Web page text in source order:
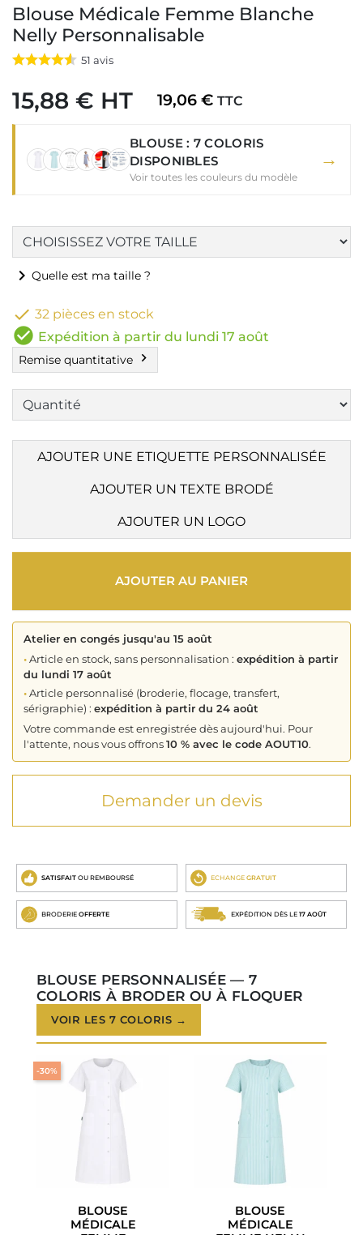
Blouse Médicale Femme Blanche
Nelly Personnalisable
51 avis
15,88 € HT 19,06 € TTC
BLOUSE : 7 COLORIS
DISPONIBLES
Voir toutes les couleurs du modèle
→
chevron_right Quelle est ma taille ?
 32 pièces en stock
check_circle Expédition à partir du lundi 17 août
Remise quantitative chevron_right
AJOUTER UNE ETIQUETTE PERSONNALISÉE
AJOUTER UN TEXTE BRODÉ
AJOUTER UN LOGO
AJOUTER AU PANIER
Atelier en congés jusqu'au 15 août
•Article en stock, sans personnalisation : expédition à partir
du lundi 17 août
•Article personnalisé (broderie, flocage, transfert,
sérigraphie) : expédition à partir du 24 août
Votre commande est enregistrée dès aujourd'hui. Pour
l'attente, nous vous offrons10 % avec le code AOUT10.
Demander un devis
SATISFAIT OU REMBOURSÉ ECHANGE GRATUIT
BRODERIE OFFERTE EXPÉDITION DÈS LE 17 AOÛT
BLOUSE PERSONNALISÉE — 7
COLORIS À BRODER OU À FLOQUER
VOIR LES 7 COLORIS →
BLOUSE
MÉDICALE
-30%
BLOUSE
MÉDICALE